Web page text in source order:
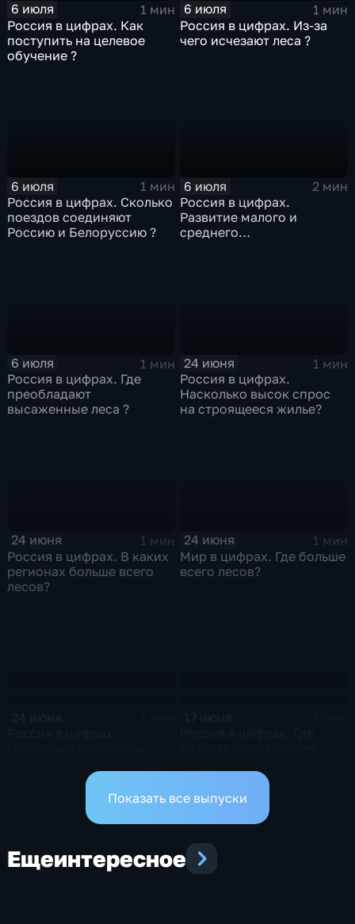
6 июля
1 мин
Россия в цифрах. Как
поступить на целевое
обучение ?
6 июля
1 мин
Россия в цифрах. Из-за
чего исчезают леса ?
6 июля
1 мин
Россия в цифрах. Сколько
поездов соединяют
Россию и Белоруссию ?
6 июля
2 мин
Россия в цифрах.
Развитие малого и
среднего
6 июля
1 мин
Россия в цифрах. Где
преобладают
высаженные леса ?
24 июня
1 мин
Россия в цифрах.
Насколько высок спрос
на строящееся жилье?
24 июня
1 мин
Россия в цифрах. В каких
регионах больше всего
лесов?
24 июня
1 мин
Мир в цифрах. Где больше
всего лесов?
Показать все выпуски
Ещеинтересное